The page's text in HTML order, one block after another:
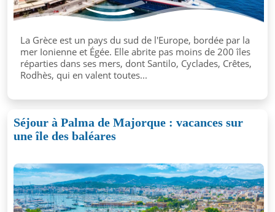
La Grèce est un pays du sud de l'Europe, bordée par la
mer Ionienne et Égée. Elle abrite pas moins de 200 îles
réparties dans ses mers, dont Santilo, Cyclades, Crêtes,
Rodhès, qui en valent toutes...
Séjour à Palma de Majorque : vacances sur
une île des baléares